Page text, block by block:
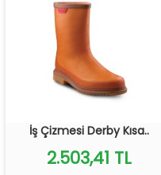
İş Çizmesi Derby Kısa..
2.503,41 TL